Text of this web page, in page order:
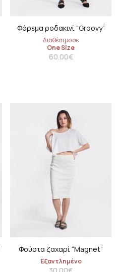
Φόρεμα ροδακινί “Groovy”
Διαθέσιμο σε
One Size
60.00€
Φούστα ζαχαρί “Μagnet”
Εξαντλημένο